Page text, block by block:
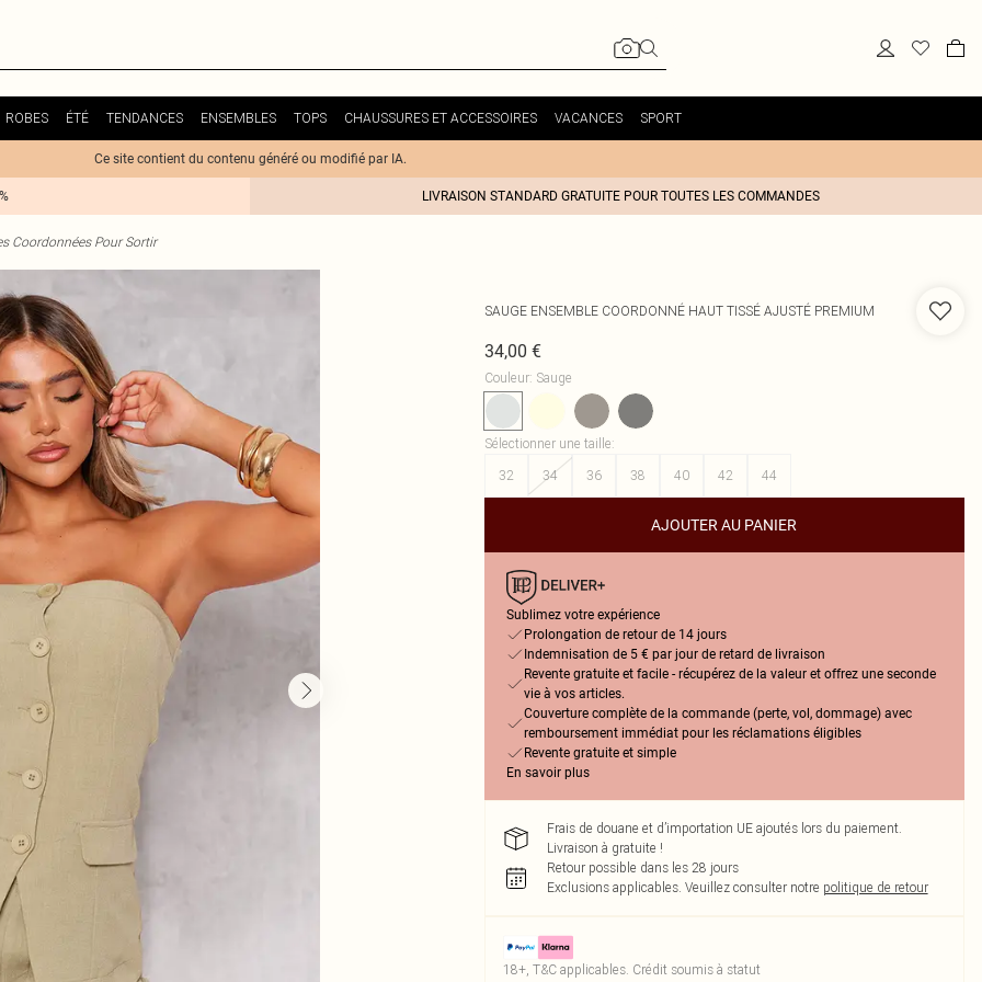
ROBES ÉTÉ TENDANCES ENSEMBLES TOPS CHAUSSURES ET ACCESSOIRES VACANCES SPORT
Ce site contient du contenu généré ou modifié par IA.
LIVRAISON STANDARD GRATUITE POUR TOUTES LES COMMANDES
Coordonnées Pour Sortir
SAUGE ENSEMBLE COORDONNÉ HAUT TISSÉ AJUSTÉ PREMIUM
34,00 €
Couleur: Sauge
Sélectionner une taille:
32
34 36 38 40 42 44
AJOUTER AU PANIER
Sublimez votre expérience
Prolongation de retour de 14 jours
Indemnisation de 5 € par jour de retard de livraison
Revente gratuite et facile - récupérez de la valeur et offrez une seconde
vie à vos articles.
Couverture complète de la commande (perte, vol, dommage) avec
remboursement immédiat pour les réclamations éligibles
Revente gratuite et simple
En savoir plus
Frais de douane et d’importation UE ajoutés lors du paiement.
Livraison à gratuite !
Retour possible dans les 28 jours
Exclusions applicables. Veuillez consulter notre politique de retour
18+, T&C applicables. Crédit soumis à statut